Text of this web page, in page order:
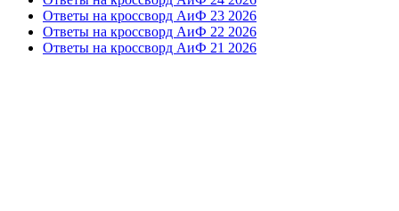
Ответы на кроссворд АиФ 23 2026
Ответы на кроссворд АиФ 22 2026
Ответы на кроссворд АиФ 21 2026